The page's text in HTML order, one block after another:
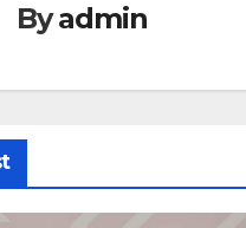
Byadmin